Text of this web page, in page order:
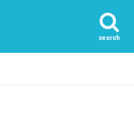
search